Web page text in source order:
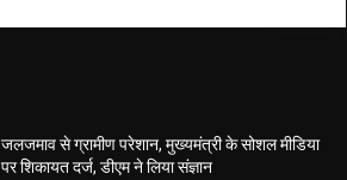
जलजमाव से ग्रामीण परेशान, मुख्यमंत्री के सोशल मीडिया
पर शिकायत दर्ज, डीएम ने लिया संज्ञान